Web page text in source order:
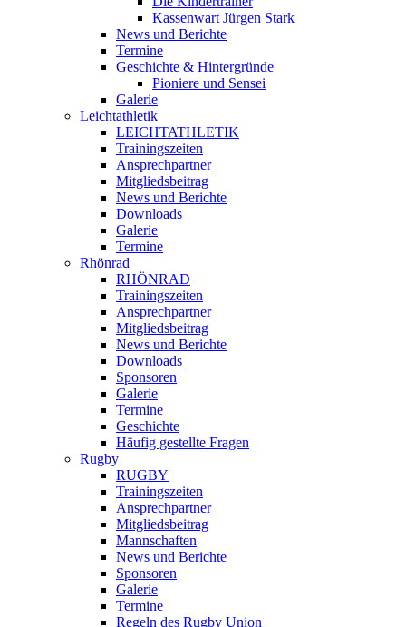
Kassenwart Jürgen Stark
News und Berichte
Termine
Geschichte & Hintergründe
Pioniere und Sensei
Galerie
Leichtathletik
LEICHTATHLETIK
Trainingszeiten
Ansprechpartner
Mitgliedsbeitrag
News und Berichte
Downloads
Galerie
Termine
Rhönrad
RHÖNRAD
Trainingszeiten
Ansprechpartner
Mitgliedsbeitrag
News und Berichte
Downloads
Sponsoren
Galerie
Termine
Geschichte
Häufig gestellte Fragen
Rugby
RUGBY
Trainingszeiten
Ansprechpartner
Mitgliedsbeitrag
Mannschaften
News und Berichte
Sponsoren
Galerie
Termine
Regeln des Rugby Union